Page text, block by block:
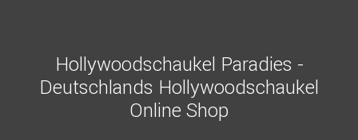
Hollywoodschaukel Paradies -
Deutschlands Hollywoodschaukel
Online Shop